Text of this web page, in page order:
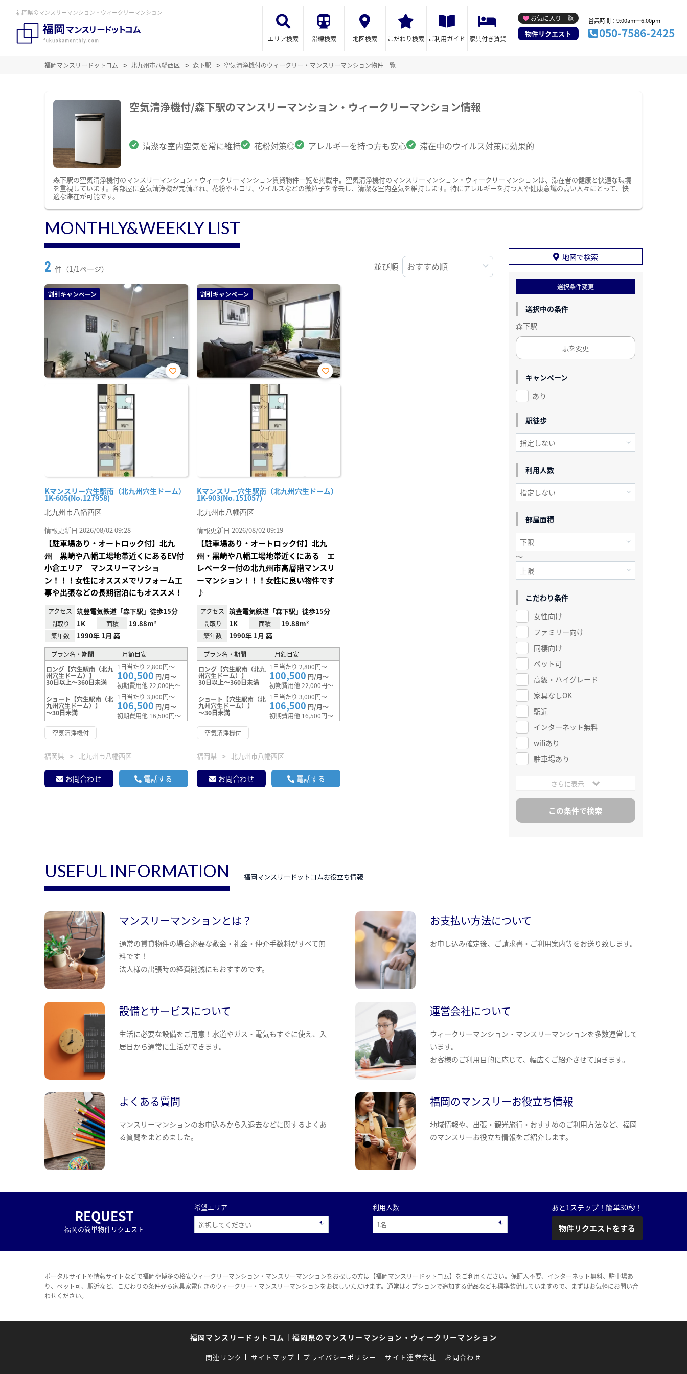
福岡県のマンスリーマンション・ウィークリーマンション
エリア検索 沿線検索 地図検索 こだわり検索 ご利用ガイド 家具付き賃貸
お気に入り一覧
物件リクエスト
営業時間：9:00am～6:00pm
050-7586-2425
福岡マンスリードットコム 北九州市八幡西区 森下駅 空気清浄機付のウィークリー・マンスリーマンション物件一覧
空気清浄機付/森下駅のマンスリーマンション・ウィークリーマンション情報
清潔な室内空気を常に維持 花粉対策◎ アレルギーを持つ方も安心 滞在中のウイルス対策に効果的
森下駅の空気清浄機付のマンスリーマンション・ウィークリーマンション賃貸物件一覧を掲載中。空気清浄機付のマンスリーマンション・ウィークリーマンションは、滞在者の健康と快適な環境
を重視しています。各部屋に空気清浄機が完備され、花粉やホコリ、ウイルスなどの微粒子を除去し、清潔な室内空気を維持します。特にアレルギーを持つ人や健康意識の高い人々にとって、快
適な滞在が可能です。
MONTHLY&WEEKLY LIST
2 件（1/1ページ） 並び順
割引キャンペーン
Kマンスリー穴生駅南（北九州穴生ドーム）
1K-605(No.127958)
お気
北九州市八幡西区
情報更新日 2026/08/02 09:28
【駐車場あり・オートロック付】北九
州 黒崎や八幡工場地帯近くにあるEV付
小倉エリア マンスリーマンショ
ン！！！女性にオススメでリフォーム工
事や出張などの長期宿泊にもオススメ！
アクセス 筑豊電気鉄道「森下駅」徒歩15分
間取り 1K 面積 19.88m²
築年数 1990年 1月 築
プラン名・期間
月額目安
ロング【穴生駅南（北九
州穴生ドーム）】
30日以上～360日未満
1日当たり 2,800円～
100,500 円/月～
初期費用他 22,000円～
ショート【穴生駅南（北
九州穴生ドーム）】
～30日未満
1日当たり 3,000円～
106,500 円/月～
初期費用他 16,500円～
空気清浄機付
福岡県 北九州市八幡西区
お問合わせ 電話する
割引キャンペーン
Kマンスリー穴生駅南（北九州穴生ドーム）
1K-903(No.151057)
お気
北九州市八幡西区
情報更新日 2026/08/02 09:19
【駐車場あり・オートロック付】北九
州・黒崎や八幡工場地帯近くにある エ
レベーター付の北九州市高層階マンスリ
ーマンション！！！女性に良い物件です
♪
アクセス 筑豊電気鉄道「森下駅」徒歩15分
間取り 1K 面積 19.88m²
築年数 1990年 1月 築
プラン名・期間
月額目安
ロング【穴生駅南（北九
州穴生ドーム）】
30日以上～360日未満
1日当たり 2,800円～
100,500 円/月～
初期費用他 22,000円～
ショート【穴生駅南（北
九州穴生ドーム）】
～30日未満
1日当たり 3,000円～
106,500 円/月～
初期費用他 16,500円～
空気清浄機付
福岡県 北九州市八幡西区
お問合わせ 電話する
地図で検索
選択条件変更
選択中の条件
森下駅
駅を変更
キャンペーン
あり
駅徒歩
利用人数
部屋面積
～
こだわり条件
女性向け
ファミリー向け
同棲向け
ペット可
高級・ハイグレード
家具なしOK
駅近
インターネット無料
wifiあり
駐車場あり
さらに表示
USEFUL INFORMATION 福岡マンスリードットコムお役立ち情報
マンスリーマンションとは？
通常の賃貸物件の場合必要な敷金・礼金・仲介手数料がすべて無
料です！
法人様の出張時の経費削減にもおすすめです。
お支払い方法について
お申し込み確定後、ご請求書・ご利用案内等をお送り致します。
設備とサービスについて
生活に必要な設備をご用意！水道やガス・電気もすぐに使え、入
居日から通常に生活ができます。
運営会社について
ウィークリーマンション・マンスリーマンションを多数運営して
います。
お客様のご利用目的に応じて、幅広くご紹介させて頂きます。
よくある質問
マンスリーマンションのお申込みから入退去などに関するよくあ
る質問をまとめました。
福岡のマンスリーお役立ち情報
地域情報や、出張・観光旅行・おすすめのご利用方法など、福岡
のマンスリーお役立ち情報をご紹介します。
REQUEST
福岡の簡単物件リクエスト
希望エリア 利用人数 あと1ステップ！簡単30秒！
物件リクエストをする
ポータルサイトや情報サイトなどで福岡や博多の格安ウィークリーマンション・マンスリーマンションをお探しの方は【福岡マンスリードットコム】をご利用ください。保証人不要、インターネット無料、駐車場あ
り、ペット可、駅近など、こだわりの条件から家具家電付きのウィークリー・マンスリーマンションをお探しいただけます。通常はオプションで追加する備品なども標準装備していますので、まずはお気軽にお問い合
わせください。
福岡マンスリードットコム ｜ 福岡県のマンスリーマンション・ウィークリーマンション
関連リンク サイトマップ プライバシーポリシー サイト運営会社 お問合わせ